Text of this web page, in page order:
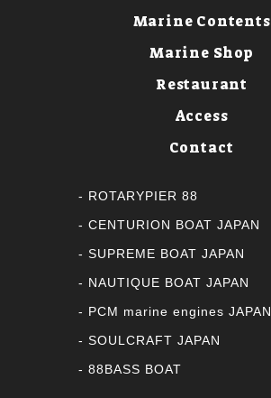
Marine Contents
Marine Shop
Restaurant
Access
Contact
ROTARYPIER 88
CENTURION BOAT JAPAN
SUPREME BOAT JAPAN
NAUTIQUE BOAT JAPAN
PCM marine engines JAPAN
SOULCRAFT JAPAN
88BASS BOAT